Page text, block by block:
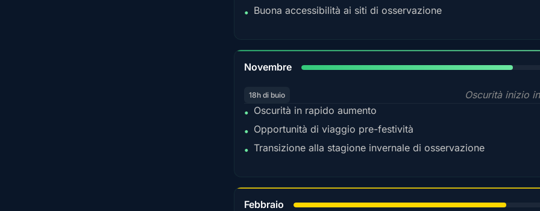
• Buona accessibilità ai siti di osservazione
Novembre
18h di buio
Oscurità inizio
• Oscurità in rapido aumento
• Opportunità di viaggio pre-festività
• Transizione alla stagione invernale di osservazione
Febbraio